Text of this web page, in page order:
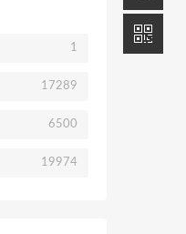
1
17289
6500
19974